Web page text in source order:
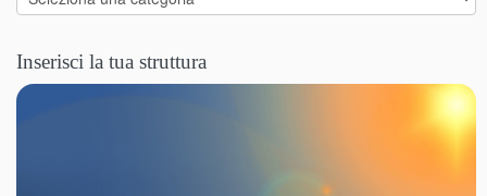
Inserisci la tua struttura